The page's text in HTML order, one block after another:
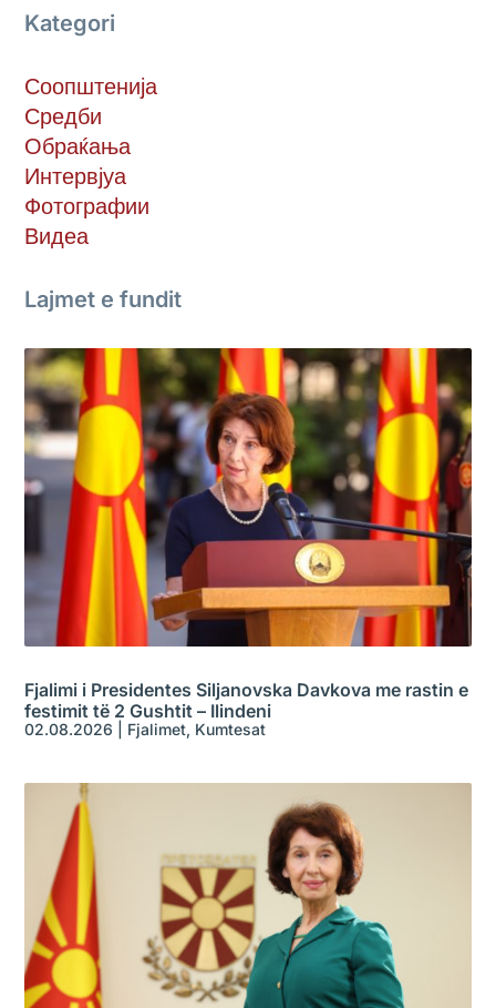
Kategori
Соопштенија
Средби
Обраќања
Интервјуа
Фотографии
Видеа
Lajmet e fundit
Fjalimi i Presidentes Siljanovska Davkova me rastin e
festimit të 2 Gushtit – Ilindeni
02.08.2026 Fjalimet, Kumtesat